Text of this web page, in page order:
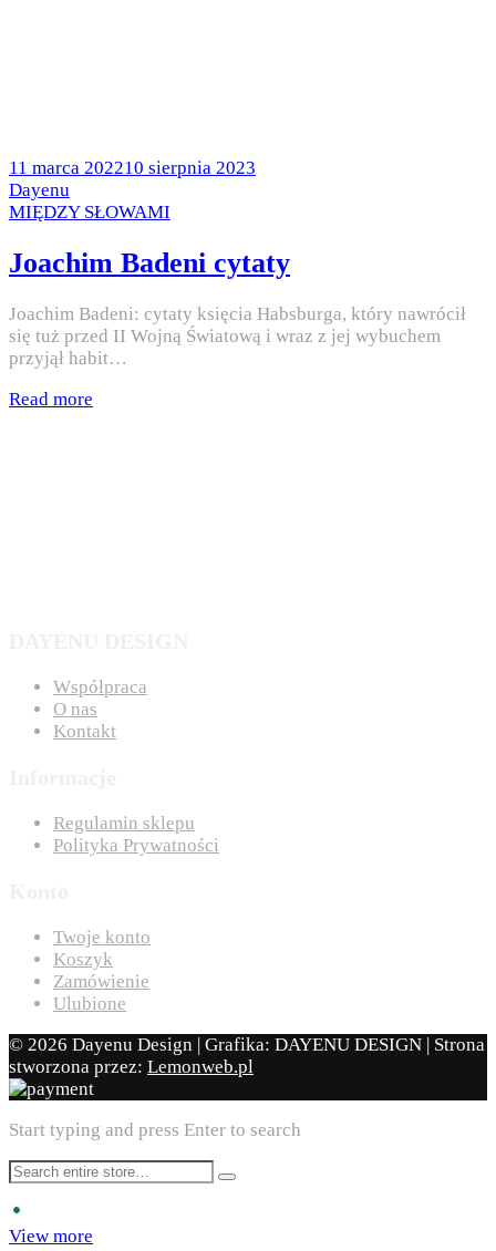
Posted
on
11 marca 202210 sierpnia 2023
by
Dayenu
Posted
MIĘDZY SŁOWAMI
Joachim Badeni cytaty
Joachim Badeni: cytaty księcia Habsburga, który nawrócił
się tuż przed II Wojną Światową i wraz z jej wybuchem
przyjął habit…
Read more
Współpraca
O nas
Kontakt
Regulamin sklepu
Polityka Prywatności
Twoje konto
Koszyk
Zamówienie
Ulubione
© 2026 Dayenu Design | Grafika: DAYENU DESIGN | Strona
stworzona przez: Lemonweb.pl
Start typing and press Enter to search
View more